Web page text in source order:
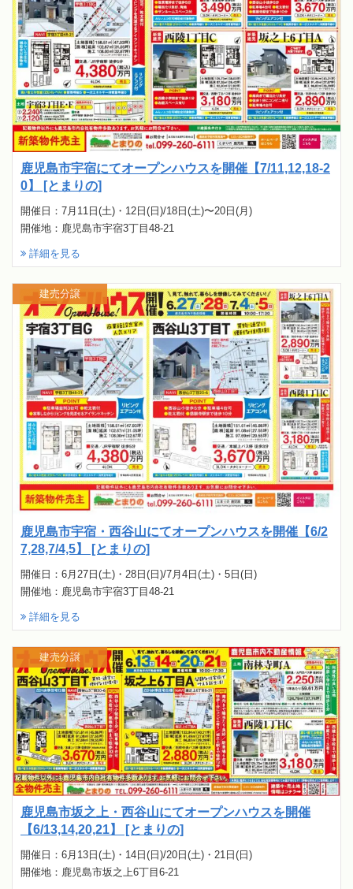
鹿児島市宇宿にてオープンハウスを開催【7/11,12,18-2
0】 [とまりの]
開催日：7月11日(土)・12日(日)/18日(土)〜20日(月)
開催地：鹿児島市宇宿3丁目48-21
詳細を見る
鹿児島市宇宿・西谷山にてオープンハウスを開催【6/2
7,28,7/4,5】 [とまりの]
開催日：6月27日(土)・28日(日)/7月4日(土)・5日(日)
開催地：鹿児島市宇宿3丁目48-21
詳細を見る
建売分譲
鹿児島市坂之上・西谷山にてオープンハウスを開催
【6/13,14,20,21】 [とまりの]
開催日：6月13日(土)・14日(日)/20日(土)・21日(日)
開催地：鹿児島市坂之上6丁目6-21
建売分譲